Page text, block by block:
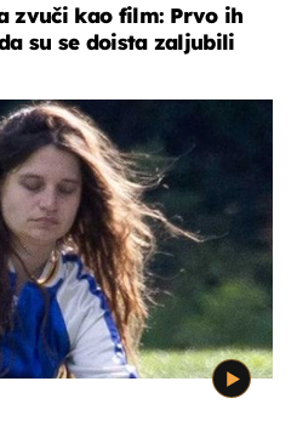
zvuči kao film: Prvo ih
su se doista zaljubili